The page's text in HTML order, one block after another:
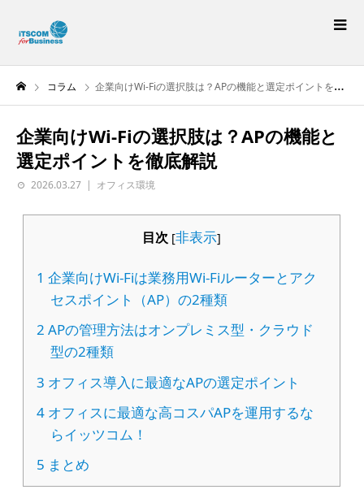
コラム 企業向けWi-Fiの選択肢は？APの機能と選定ポイントを徹底解説
企業向けWi-Fiの選択肢は？APの機能と
選定ポイントを徹底解説
2026.03.27 オフィス環境
目次 [非表示]
1 企業向けWi-Fiは業務用Wi-Fiルーターとアク
セスポイント（AP）の2種類
2 APの管理方法はオンプレミス型・クラウド
型の2種類
3 オフィス導入に最適なAPの選定ポイント
4 オフィスに最適な高コスパAPを運用するな
らイッツコム！
5 まとめ